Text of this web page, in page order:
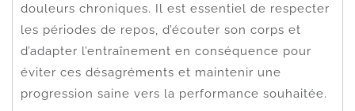
douleurs chroniques. Il est essentiel de respecter
les périodes de repos, d’écouter son corps et
d’adapter l’entraînement en conséquence pour
éviter ces désagréments et maintenir une
progression saine vers la performance souhaitée.